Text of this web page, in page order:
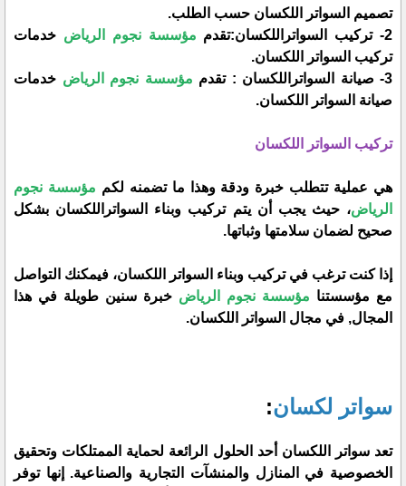
تصميم السواتر اللكسان حسب الطلب.
2- تركيب السواتراللكسان:تقدم
مؤسسة نجوم الرياض خدمات
تركيب السواتر اللكسان.
3- صيانة السواتراللكسان : تقدم
مؤسسة نجوم الرياض خدمات
صيانة السواتر اللكسان.
تركيب السواتر اللكسان
هي عملية تتطلب خبرة ودقة وهذا ما تضمنه لكم مؤسسة نجوم
الرياض، حيث يجب أن يتم تركيب وبناء السواتراللكسان بشكل
صحيح لضمان سلامتها وثباتها.
إذا كنت ترغب في تركيب وبناء السواتر اللكسان، فيمكنك التواصل
مع مؤسستنا مؤسسة نجوم الرياض خبرة سنين طويلة في هذا
المجال, في مجال السواتر اللكسان.
سواتر لكسان:
تعد سواتر اللكسان أحد الحلول الرائعة لحماية الممتلكات وتحقيق
الخصوصية في المنازل والمنشآت التجارية والصناعية. إنها توفر